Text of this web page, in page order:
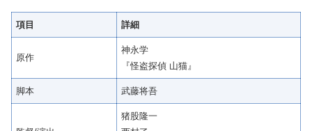
項目 詳細
原作
神永学
『怪盗探偵 山猫』
脚本 武藤将吾
猪股隆一